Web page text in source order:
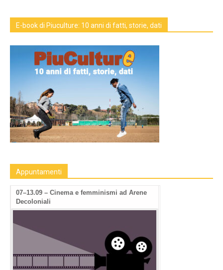
E-book di Piuculture: 10 anni di fatti, storie, dati
Appuntamenti
07–13.09 – Cinema e femminismi ad Arene
Decoloniali